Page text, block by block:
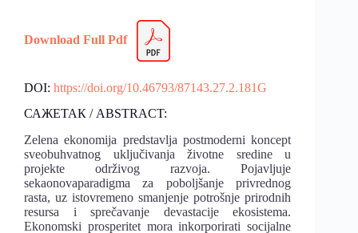
Download Full Pdf
DOI: https://doi.org/10.46793/87143.27.2.181G
САЖЕТАК / ABSTRACT:
Zelena ekonomija predstavlјa postmoderni koncept
sveobuhvatnog uklјučivanja životne sredine u
projekte održivog razvoja. Pojavlјuje
sekaonovaparadigma za pobolјšanje privrednog
rasta, uz istovremeno smanjenje potrošnje prirodnih
resursa i sprečavanje devastacije ekosistema.
Ekonomski prosperitet mora inkorporirati socijalne